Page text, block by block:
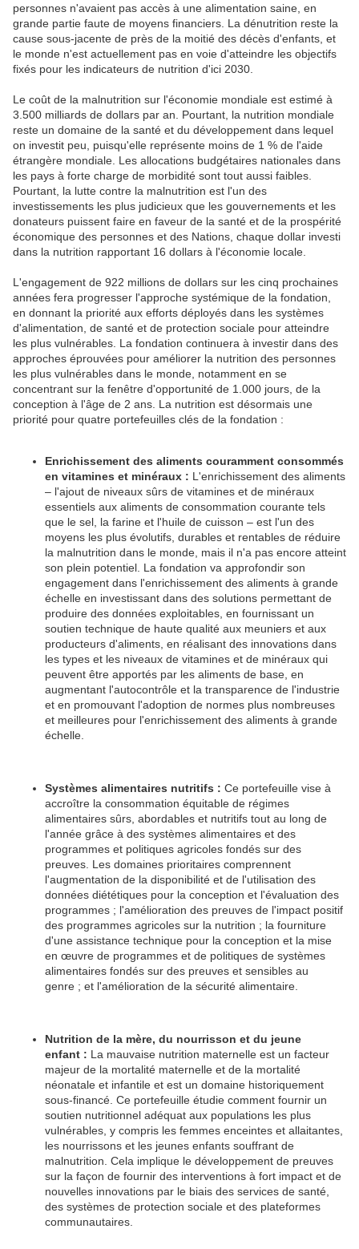
personnes n'avaient pas accès à une alimentation saine, en
grande partie faute de moyens financiers. La dénutrition reste la
cause sous-jacente de près de la moitié des décès d'enfants, et
le monde n'est actuellement pas en voie d'atteindre les objectifs
fixés pour les indicateurs de nutrition d'ici 2030.
Le coût de la malnutrition sur l'économie mondiale est estimé à
3.500 milliards de dollars par an. Pourtant, la nutrition mondiale
reste un domaine de la santé et du développement dans lequel
on investit peu, puisqu'elle représente moins de 1 % de l'aide
étrangère mondiale. Les allocations budgétaires nationales dans
les pays à forte charge de morbidité sont tout aussi faibles.
Pourtant, la lutte contre la malnutrition est l'un des
investissements les plus judicieux que les gouvernements et les
donateurs puissent faire en faveur de la santé et de la prospérité
économique des personnes et des Nations, chaque dollar investi
dans la nutrition rapportant 16 dollars à l'économie locale.
L'engagement de 922 millions de dollars sur les cinq prochaines
années fera progresser l'approche systémique de la fondation,
en donnant la priorité aux efforts déployés dans les systèmes
d'alimentation, de santé et de protection sociale pour atteindre
les plus vulnérables. La fondation continuera à investir dans des
approches éprouvées pour améliorer la nutrition des personnes
les plus vulnérables dans le monde, notamment en se
concentrant sur la fenêtre d'opportunité de 1.000 jours, de la
conception à l'âge de 2 ans. La nutrition est désormais une
priorité pour quatre portefeuilles clés de la fondation :
Enrichissement des aliments couramment consommés
en vitamines et minéraux : L'enrichissement des aliments
– l'ajout de niveaux sûrs de vitamines et de minéraux
essentiels aux aliments de consommation courante tels
que le sel, la farine et l'huile de cuisson – est l'un des
moyens les plus évolutifs, durables et rentables de réduire
la malnutrition dans le monde, mais il n'a pas encore atteint
son plein potentiel. La fondation va approfondir son
engagement dans l'enrichissement des aliments à grande
échelle en investissant dans des solutions permettant de
produire des données exploitables, en fournissant un
soutien technique de haute qualité aux meuniers et aux
producteurs d'aliments, en réalisant des innovations dans
les types et les niveaux de vitamines et de minéraux qui
peuvent être apportés par les aliments de base, en
augmentant l'autocontrôle et la transparence de l'industrie
et en promouvant l'adoption de normes plus nombreuses
et meilleures pour l'enrichissement des aliments à grande
échelle.
Systèmes alimentaires nutritifs : Ce portefeuille vise à
accroître la consommation équitable de régimes
alimentaires sûrs, abordables et nutritifs tout au long de
l'année grâce à des systèmes alimentaires et des
programmes et politiques agricoles fondés sur des
preuves. Les domaines prioritaires comprennent
l'augmentation de la disponibilité et de l'utilisation des
données diététiques pour la conception et l'évaluation des
programmes ; l'amélioration des preuves de l'impact positif
des programmes agricoles sur la nutrition ; la fourniture
d'une assistance technique pour la conception et la mise
en œuvre de programmes et de politiques de systèmes
alimentaires fondés sur des preuves et sensibles au
genre ; et l'amélioration de la sécurité alimentaire.
Nutrition de la mère, du nourrisson et du jeune
enfant : La mauvaise nutrition maternelle est un facteur
majeur de la mortalité maternelle et de la mortalité
néonatale et infantile et est un domaine historiquement
sous-financé. Ce portefeuille étudie comment fournir un
soutien nutritionnel adéquat aux populations les plus
vulnérables, y compris les femmes enceintes et allaitantes,
les nourrissons et les jeunes enfants souffrant de
malnutrition. Cela implique le développement de preuves
sur la façon de fournir des interventions à fort impact et de
nouvelles innovations par le biais des services de santé,
des systèmes de protection sociale et des plateformes
communautaires.